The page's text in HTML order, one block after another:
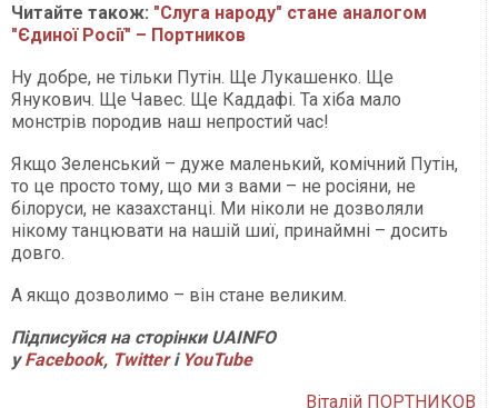
Читайте також: "Слуга народу" стане аналогом
"Єдиної Росії" – Портников
Ну добре, не тільки Путін. Ще Лукашенко. Ще
Янукович. Ще Чавес. Ще Каддафі. Та хіба мало
монстрів породив наш непростий час!
Якщо Зеленський – дуже маленький, комічний Путін,
то це просто тому, що ми з вами – не росіяни, не
білоруси, не казахстанці. Ми ніколи не дозволяли
нікому танцювати на нашій шиї, принаймні – досить
довго.
А якщо дозволимо – він стане великим.
Підписуйся на сторінки UAINFO
уFacebook, Twitter і YouTube
Віталій ПОРТНИКОВ